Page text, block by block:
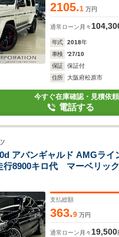
2105.1 万円
通常ローン 月々
年式 2018年
車検
'27/10
保証
保証付
住所
大阪府松原市
今すぐ在庫確認・見積依頼
電話する
アバンギャルド AMGライ
8900キロ代 マーベリッ
シート シートヒーター
フティ バックカメラ
支払総額
363.9 万円
通常ローン 月々 19,500